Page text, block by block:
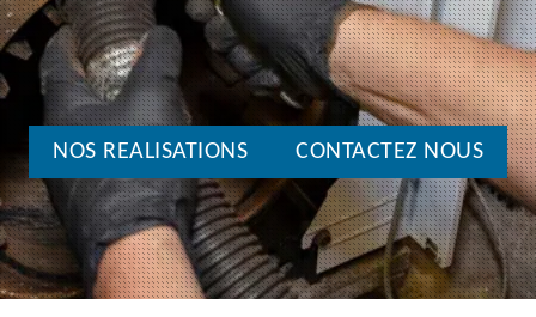
NOS REALISATIONS CONTACTEZ NOUS